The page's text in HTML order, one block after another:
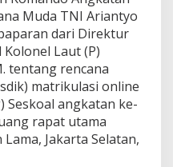
Muda TNI Ariantyo
dari Direktur
Laut (P)
tentang rencana
matrikulasi online
Seskoal angkatan ke-
rapat utama
Jakarta Selatan,